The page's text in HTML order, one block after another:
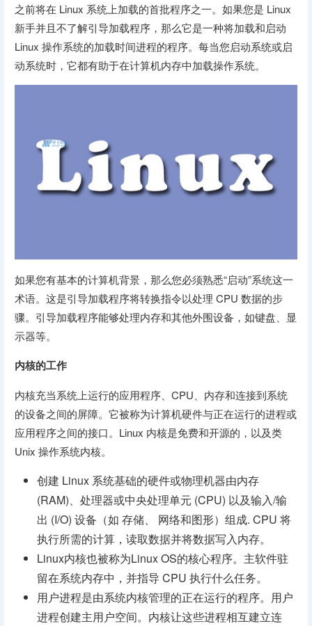
之前将在 Linux 系统上加载的首批程序之一。如果您是 Linux
新手并且不了解引导加载程序，那么它是一种将加载和启动
Linux 操作系统的加载时间进程的程序。每当您启动系统或启
动系统时，它都有助于在计算机内存中加载操作系统。
如果您有基本的计算机背景，那么您必须熟悉“启动”系统这一
术语。这是引导加载程序将转换指令以处理 CPU 数据的步
骤。引导加载程序能够处理内存和其他外围设备，如键盘、显
示器等。
内核的工作
内核充当系统上运行的应用程序、CPU、内存和连接到系统
的设备之间的屏障。它被称为计算机硬件与正在运行的进程或
应用程序之间的接口。Linux 内核是免费和开源的，以及类
Unix 操作系统内核。
创建 Linux 系统基础的硬件或物理机器由内存
(RAM)、处理器或中央处理单元 (CPU) 以及输入/输
出 (I/O) 设备（如 存储、 网络和图形）组成. CPU 将
执行所需的计算，读取数据并将数据写入内存。
Linux内核也被称为Linux OS的核心程序。主软件驻
留在系统内存中，并指导 CPU 执行什么任务。
用户进程是由系统内核管理的正在运行的程序。用户
进程创建主用户空间。内核让这些进程相互建立连